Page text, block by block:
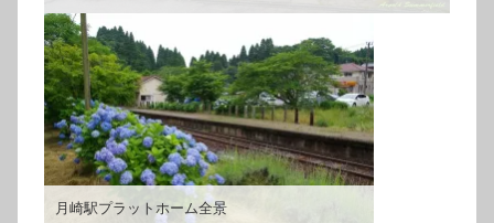
月崎駅プラットホーム全景